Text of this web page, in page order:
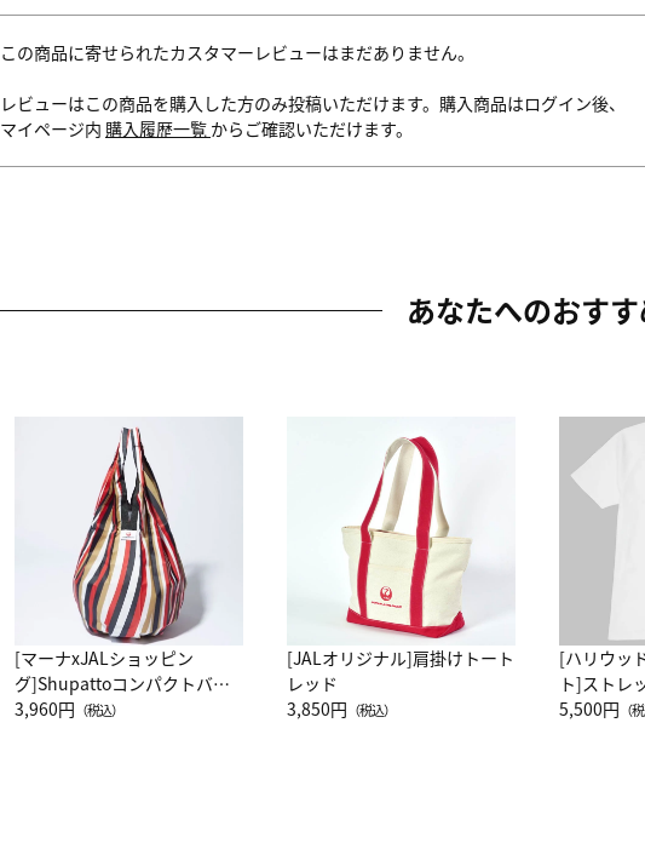
この商品に寄せられたカスタマーレビューはまだありません。
レビューはこの商品を購入した方のみ投稿いただけます。購入商品はログイン後、
マイページ内 購入履歴一覧 からご確認いただけます。
あなたへのおす
[マーナxJALショッピン
グ]Shupattoコンパクトバッ
グ Drop JAL客室乗務員
3,960円 （税込）
[JALオリジナル]肩掛けトート
レッド
3,850円 （税込）
[ハリウッ
ト]ストレ
ーネック
5,500円 （